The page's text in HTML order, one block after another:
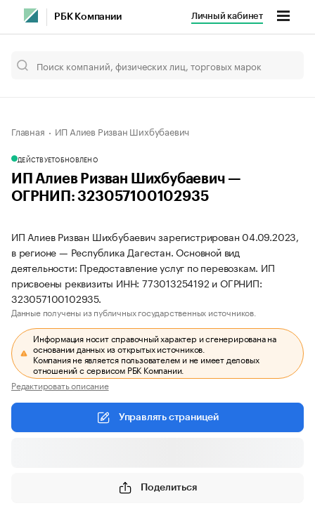
РБК Компании Личный кабинет
Главная ИП Алиев Ризван Шихбубаевич
ДЕЙСТВУЕТОБНОВЛЕНО
ИП Алиев Ризван Шихбубаевич —
ОГРНИП: 323057100102935
ИП Алиев Ризван Шихбубаевич зарегистрирован 04.09.2023,
в регионе — Республика Дагестан. Основной вид
деятельности: Предоставление услуг по перевозкам. ИП
присвоены реквизиты ИНН: 773013254192 и ОГРНИП:
323057100102935.
Данные получены из публичных государственных источников.
Информация носит справочный характер и сгенерирована на
основании данных из открытых источников.
Компания не является пользователем и не имеет деловых
отношений с сервисом РБК Компании.
Редактировать описание
Управлять страницей
Поделиться